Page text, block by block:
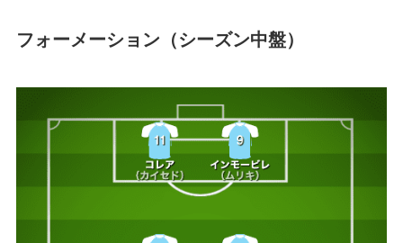
フォーメーション（シーズン中盤）